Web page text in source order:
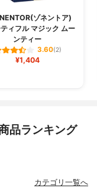
ゾネントア)
ィフル マジック ムー
ンティー
3.60(2)
¥1,404
品ランキング
カテゴリ一覧へ